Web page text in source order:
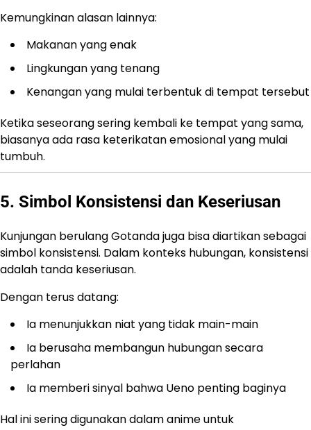
Kemungkinan alasan lainnya:
Makanan yang enak
Lingkungan yang tenang
Kenangan yang mulai terbentuk di tempat tersebut
Ketika seseorang sering kembali ke tempat yang sama,
biasanya ada rasa keterikatan emosional yang mulai
tumbuh.
5. Simbol Konsistensi dan Keseriusan
Kunjungan berulang Gotanda juga bisa diartikan sebagai
simbol konsistensi. Dalam konteks hubungan, konsistensi
adalah tanda keseriusan.
Dengan terus datang:
Ia menunjukkan niat yang tidak main-main
Ia berusaha membangun hubungan secara
perlahan
Ia memberi sinyal bahwa Ueno penting baginya
Hal ini sering digunakan dalam anime untuk